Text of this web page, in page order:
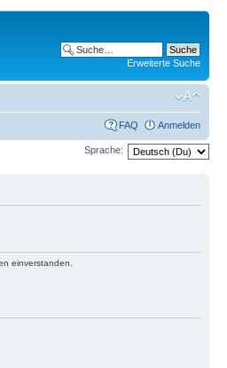
Erweiterte Suche
FAQ Anmelden
Sprache:
einverstanden.